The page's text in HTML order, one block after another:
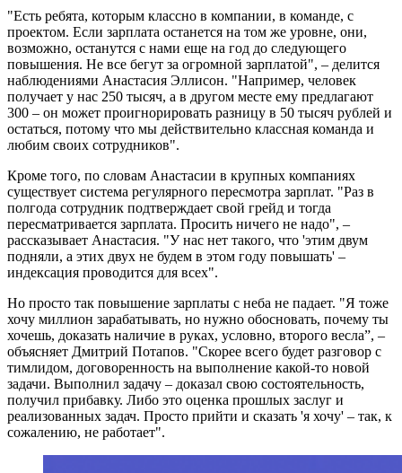
"Есть ребята, которым классно в компании, в команде, с
проектом. Если зарплата останется на том же уровне, они,
возможно, останутся с нами еще на год до следующего
повышения. Не все бегут за огромной зарплатой", – делится
наблюдениями Анастасия Эллисон. "Например, человек
получает у нас 250 тысяч, а в другом месте ему предлагают
300 – он может проигнорировать разницу в 50 тысяч рублей и
остаться, потому что мы действительно классная команда и
любим своих сотрудников".
Кроме того, по словам Анастасии в крупных компаниях
существует система регулярного пересмотра зарплат. "Раз в
полгода сотрудник подтверждает свой грейд и тогда
пересматривается зарплата. Просить ничего не надо", –
рассказывает Анастасия. "У нас нет такого, что 'этим двум
подняли, а этих двух не будем в этом году повышать' –
индексация проводится для всех".
Но просто так повышение зарплаты с неба не падает. "Я тоже
хочу миллион зарабатывать, но нужно обосновать, почему ты
хочешь, доказать наличие в руках, условно, второго весла”, –
объясняет Дмитрий Потапов. "Скорее всего будет разговор с
тимлидом, договоренность на выполнение какой-то новой
задачи. Выполнил задачу – доказал свою состоятельность,
получил прибавку. Либо это оценка прошлых заслуг и
реализованных задач. Просто прийти и сказать 'я хочу' – так, к
сожалению, не работает".